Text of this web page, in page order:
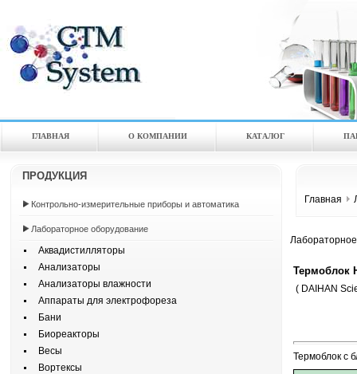
ГЛАВНАЯ О КОМПАНИИ КАТАЛOГ
ПРОДУКЦИЯ
Контрольно-измерительные приборы и автоматика
Лабораторное оборудование
Аквадистилляторы
Анализаторы
Анализаторы влажности
Аппараты для электрофореза
Бани
Биореакторы
Весы
Вортексы
Главная
Термоблок
( DAIHAN
Термоблок с